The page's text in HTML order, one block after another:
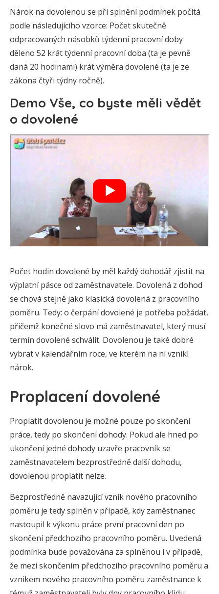
Nárok na dovolenou se při splnění podmínek počítá
podle následujícího vzorce: Počet skutečně
odpracovaných násobků týdenní pracovní doby
děleno 52 krát týdenní pracovní doba (ta je pevně
daná 20 hodinami) krát výměra dovolené (ta je ze
zákona čtyři týdny ročně).
Demo Vše, co byste měli vědět
o dovolené
Počet hodin dovolené by měl každý dohodář zjistit na
výplatní pásce od zaměstnavatele. Dovolená z dohod
se chová stejně jako klasická dovolená z pracovního
poměru. Tedy: o čerpání dovolené je potřeba požádat,
přičemž konečné slovo má zaměstnavatel, který musí
termín dovolené schválit. Dovolenou je také dobré
vybrat v kalendářním roce, ve kterém na ní vznikl
nárok.
Proplacení dovolené
Proplatit dovolenou je možné pouze po skončení
práce, tedy po skončení dohody. Pokud ale hned po
ukončení jedné dohody uzavře pracovník se
zaměstnavatelem bezprostředně další dohodu,
dovolenou proplatit nelze.
Bezprostředně navazující vznik nového pracovního
poměru je tedy splněn v případě, kdy zaměstnanec
nastoupil k výkonu práce první pracovní den po
skončení předchozího pracovního poměru. Uvedená
podmínka bude považována za splněnou i v případě,
že mezi skončením předchozího pracovního poměru a
vznikem nového pracovního poměru zaměstnance k